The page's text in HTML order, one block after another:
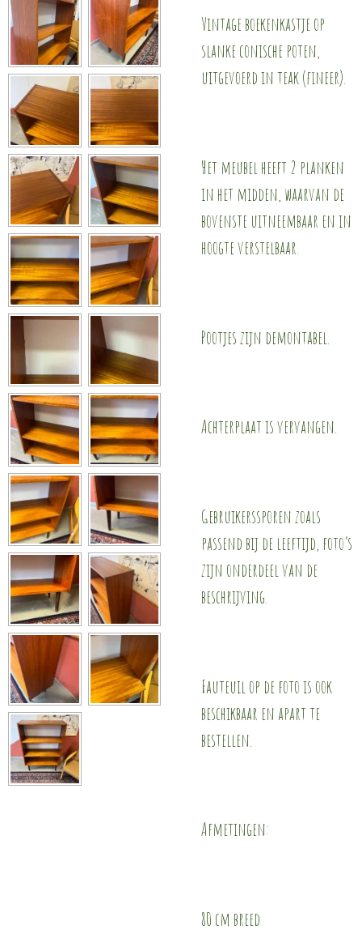
Vintage boekenkastje op
slanke conische poten,
uitgevoerd in teak (fineer).
Het meubel heeft 2 planken
in het midden, waarvan de
bovenste uitneembaar en in
hoogte verstelbaar.
Pootjes zijn demontabel.
Achterplaat is vervangen.
Gebruikerssporen zoals
passend bij de leeftijd, foto’s
zijn onderdeel van de
beschrijving.
Fauteuil op de foto is ook
beschikbaar en apart te
bestellen.
Afmetingen:
80 cm breed